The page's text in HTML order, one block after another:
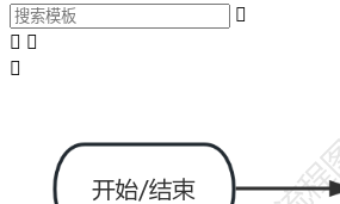

 
